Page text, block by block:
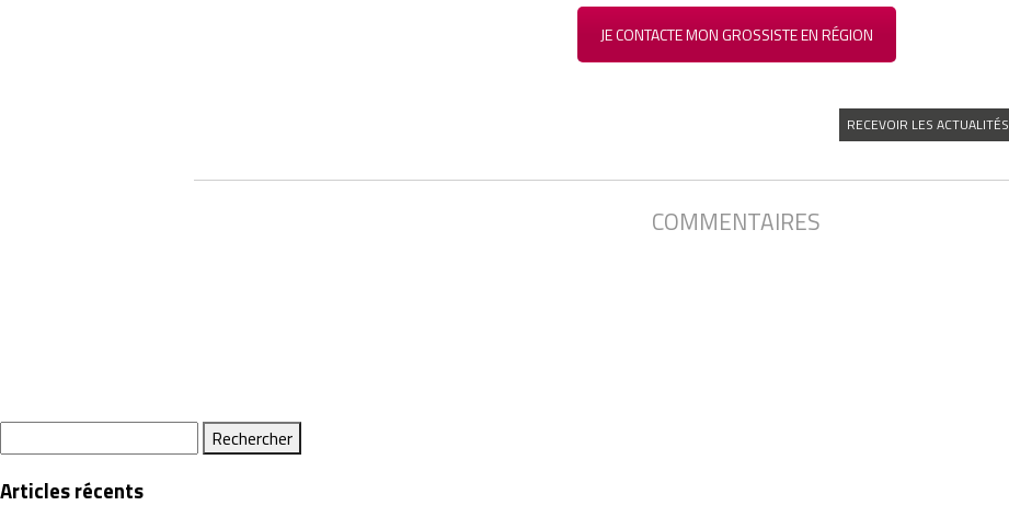
JE CONTACTE MON GROSSISTE EN RÉGION
RECEVOIR LES ACTUALITÉS
COMMENTAIRES
Articles récents